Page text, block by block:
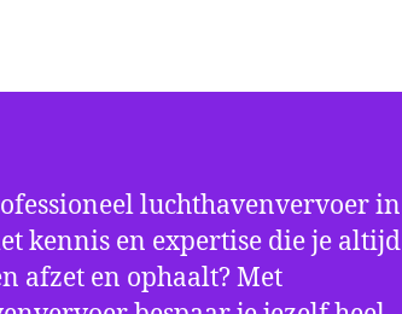
luchthavenvervoer in
kennis en expertise die je altijd
afzet en ophaalt? Met